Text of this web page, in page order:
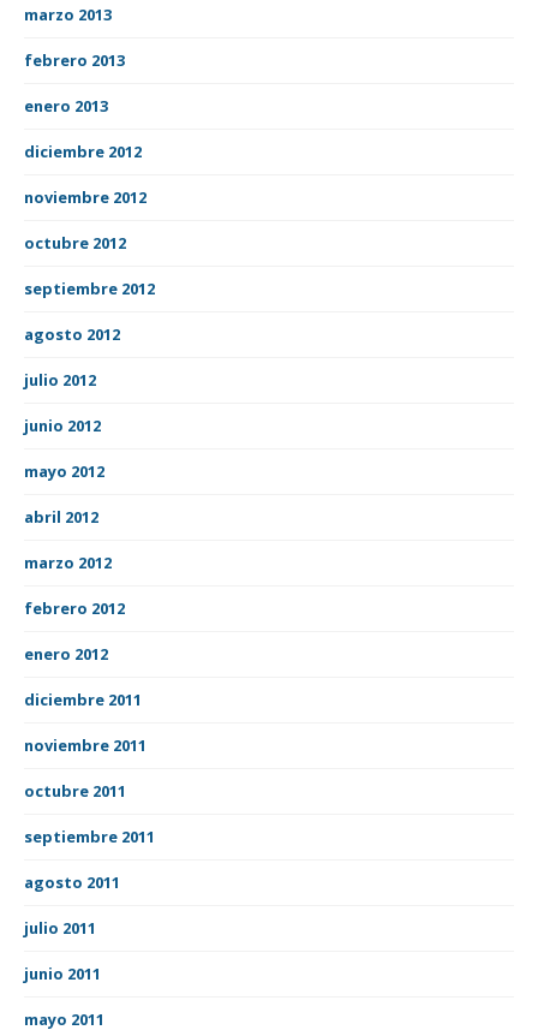
marzo 2013
febrero 2013
enero 2013
diciembre 2012
noviembre 2012
octubre 2012
septiembre 2012
agosto 2012
julio 2012
junio 2012
mayo 2012
abril 2012
marzo 2012
febrero 2012
enero 2012
diciembre 2011
noviembre 2011
octubre 2011
septiembre 2011
agosto 2011
julio 2011
junio 2011
mayo 2011